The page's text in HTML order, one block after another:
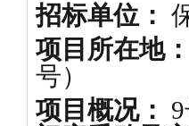
招标单位：
项目所在地：
号）
项目概况：